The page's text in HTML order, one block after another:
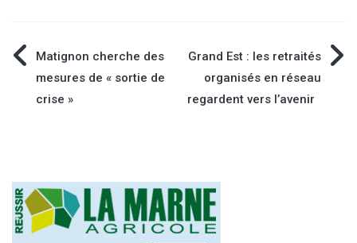
Navigation
de
Matignon cherche des
mesures de « sortie de
crise »
Grand Est : les retraités
organisés en réseau
regardent vers l’avenir